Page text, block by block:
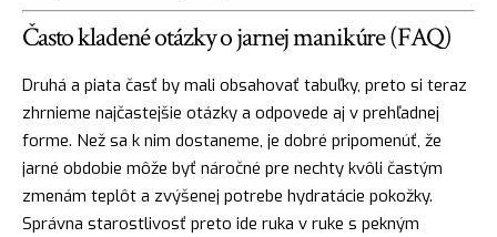
Často kladené otázky o jarnej manikúre (FAQ)
Druhá a piata časť by mali obsahovať tabuľky, preto si teraz
zhrnieme najčastejšie otázky a odpovede aj v prehľadnej
forme. Než sa k nim dostaneme, je dobré pripomenúť, že
jarné obdobie môže byť náročné pre nechty kvôli častým
zmenám teplôt a zvýšenej potrebe hydratácie pokožky.
Správna starostlivosť preto ide ruka v ruke s pekným